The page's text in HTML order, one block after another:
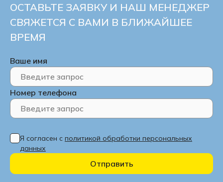
ОСТАВЬТЕ ЗАЯВКУ И НАШ МЕНЕДЖЕР
СВЯЖЕТСЯ С ВАМИ В БЛИЖАЙШЕЕ
ВРЕМЯ
Ваше имя
Номер телефона
Я согласен с политикой обработки персональных
данных
Отправить